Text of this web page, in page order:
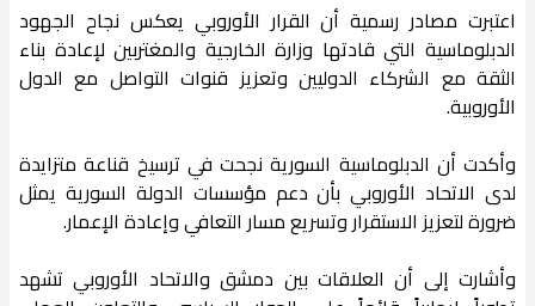
اعتبرت مصادر رسمية أن القرار الأوروبي يعكس نجاح الجهود
الدبلوماسية التي قادتها وزارة الخارجية والمغتربين لإعادة بناء
الثقة مع الشركاء الدوليين وتعزيز قنوات التواصل مع الدول
الأوروبية.
وأكدت أن الدبلوماسية السورية نجحت في ترسيخ قناعة متزايدة
لدى الاتحاد الأوروبي بأن دعم مؤسسات الدولة السورية يمثل
ضرورة لتعزيز الاستقرار وتسريع مسار التعافي وإعادة الإعمار.
وأشارت إلى أن العلاقات بين دمشق والاتحاد الأوروبي تشهد